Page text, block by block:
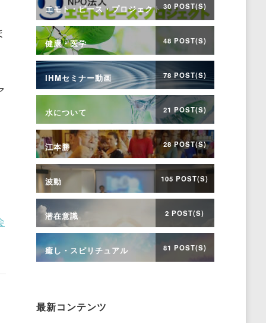
エモト・ピース・プロジェクト30 POST(S)
健康・医学 48 POST(S)
IHMセミナー動画 78 POST(S)
水について 21 POST(S)
江本勝 28 POST(S)
波動 105 POST(S)
潜在意識 2 POST(S)
癒し・スピリチュアル 81 POST(S)
最新コンテンツ